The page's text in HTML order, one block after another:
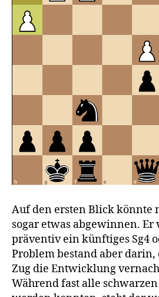
Auf den ersten Blick könnte
sogar etwas abgewinnen.
präventiv ein künftiges Sg4
Problem bestand aber darin,
Zug die Entwicklung
Während fast alle